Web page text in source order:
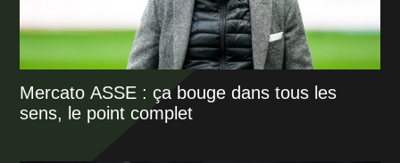
Mercato ASSE : ça bouge dans tous les
sens, le point complet